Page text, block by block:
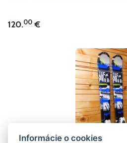
120.00 €
Informácie o cookies